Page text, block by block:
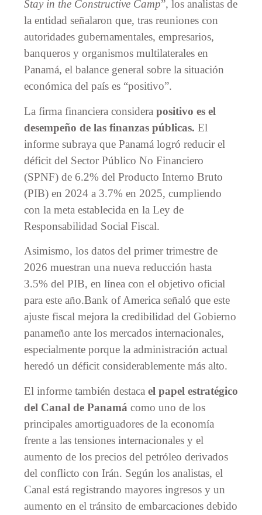
Stay in the Constructive Camp”, los analistas de
la entidad señalaron que, tras reuniones con
autoridades gubernamentales, empresarios,
banqueros y organismos multilaterales en
Panamá, el balance general sobre la situación
económica del país es “positivo”.
La firma financiera considera positivo es el
desempeño de las finanzas públicas. El
informe subraya que Panamá logró reducir el
déficit del Sector Público No Financiero
(SPNF) de 6.2% del Producto Interno Bruto
(PIB) en 2024 a 3.7% en 2025, cumpliendo
con la meta establecida en la Ley de
Responsabilidad Social Fiscal.
Asimismo, los datos del primer trimestre de
2026 muestran una nueva reducción hasta
3.5% del PIB, en línea con el objetivo oficial
para este año.Bank of America señaló que este
ajuste fiscal mejora la credibilidad del Gobierno
panameño ante los mercados internacionales,
especialmente porque la administración actual
heredó un déficit considerablemente más alto.
El informe también destaca el papel estratégico
del Canal de Panamá como uno de los
principales amortiguadores de la economía
frente a las tensiones internacionales y el
aumento de los precios del petróleo derivados
del conflicto con Irán. Según los analistas, el
Canal está registrando mayores ingresos y un
aumento en el tránsito de embarcaciones debido